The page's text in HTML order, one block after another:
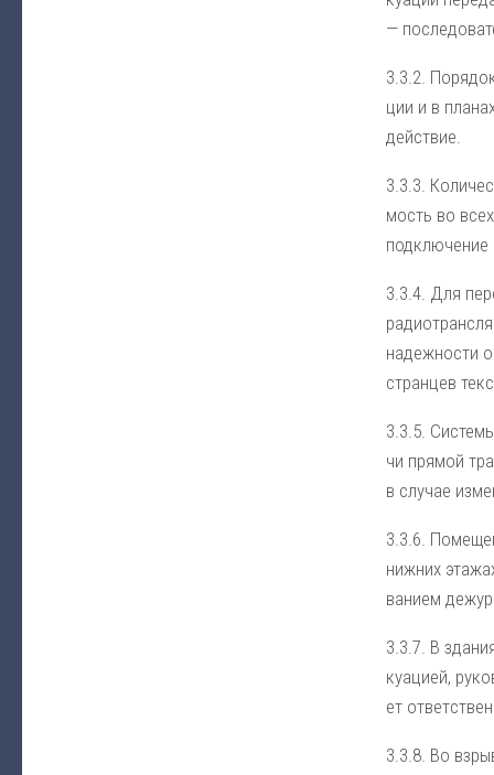
—
3.3.2.
ции и в
дей­ст­вие.
3.3.3.
мость во
под­клю­че­ние
3.3.4. Для
на­деж­но­сти
стран­цев
3.3.5.
чи пря­мой
в слу­чае
3.3.6.
ниж­них
ва­ни­ем
3.3.7. В
куа­ци­ей,
ет
3.3.8. Во